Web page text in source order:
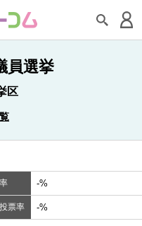
員選挙
区
-%
票率 -%